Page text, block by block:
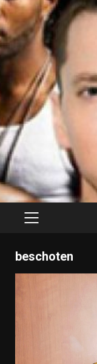
PRIMARY
beschoten